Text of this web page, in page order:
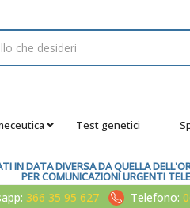
Test genetici
IN DATA DIVERSA DA QUELLA
PER COMUNICAZIONI URGENTI
366 35 95 627 Telefono: